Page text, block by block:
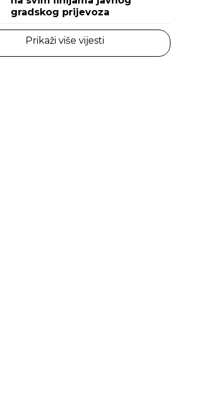
gradskog prijevoza
Prikaži više vijesti